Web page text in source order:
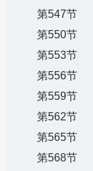
第547节
第550节
第553节
第556节
第559节
第562节
第565节
第568节